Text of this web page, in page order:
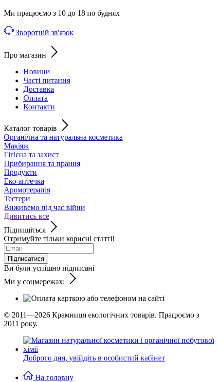
Ми працюємо з 10 до 18 по буднях
Зворотній зв'язок
Про магазин
Новини
Часті питання
Доставка
Оплата
Контакти
Каталог товарів
Органічна та натуральна косметика
Макіяж
Гігієна та захист
Прибирання та прання
Продукти
Еко-аптечка
Аромотерапія
Тестери
Виживемо під час війни
Дивитись все
Підпишіться
Отримуйте тільки корисні статті!
Підписатися
Ви були успішно підписані
Ми у соцмережах:
© 2011—2026 Крамниця екологічних товарів. Працюємо з
2011 року.
Доброго дня, увійдіть в особистий кабінет
На головну